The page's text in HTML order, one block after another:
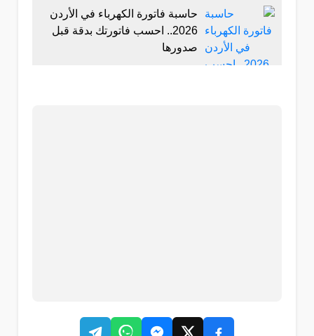
حاسبة فاتورة الكهرباء في الأردن
2026.. احسب فاتورتك بدقة قبل
صدورها